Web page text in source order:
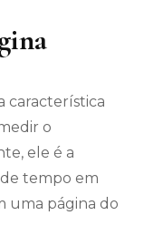
característica
o
ele é a
tempo em
uma página do